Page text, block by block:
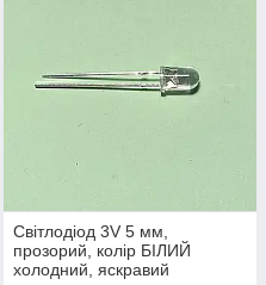
Світлодіод 3V 5 мм,
прозорий, колір БІЛИЙ
холодний, яскравий